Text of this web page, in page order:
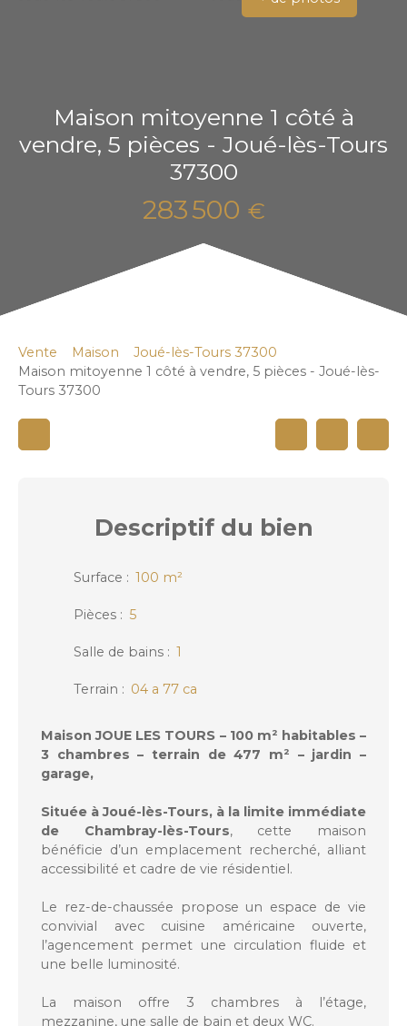
Maison mitoyenne 1 côté à
vendre, 5 pièces - Joué-lès-Tours
37300
283 500 €
Vente Maison
Joué-lès-Tours 37300
Maison mitoyenne 1 côté à vendre, 5 pièces - Joué-lès-
Tours 37300
Descriptifdu bien
Surface : 100 m²
Pièces : 5
Salle de bains : 1
Terrain : 04 a 77 ca
Maison JOUE LES TOURS – 100 m² habitables –
3 chambres – terrain de 477 m² – jardin –
garage,
Située à Joué-lès-Tours, à la limite immédiate
de Chambray-lès-Tours, cette maison
bénéficie d’un emplacement recherché, alliant
accessibilité et cadre de vie résidentiel.
Le rez-de-chaussée propose un espace de vie
convivial avec cuisine américaine ouverte,
l’agencement permet une circulation fluide et
une belle luminosité.
La maison offre 3 chambres à l’étage,
mezzanine, une salle de bain et deux WC.